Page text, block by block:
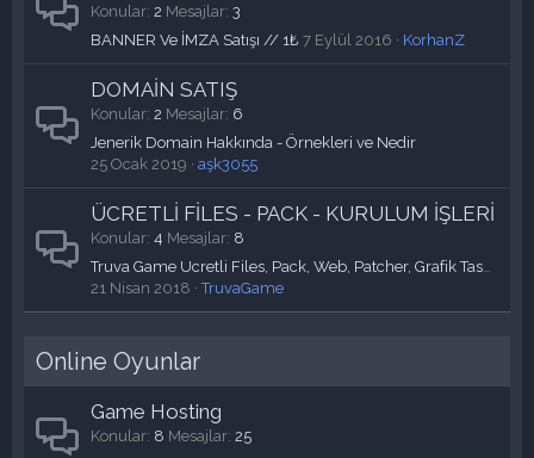
Konular 2 Mesajlar 3
BANNER Ve İMZA Satışı // 1₺ 7 Eylül 2016 KorhanZ
DOMAİN SATIŞ
Konular 2 Mesajlar 6
Jenerik Domain Hakkında - Örnekleri ve Nedir
25 Ocak 2019
aşk3055
ÜCRETLİ FİLES - PACK - KURULUM İŞLERİ
Konular 4 Mesajlar 8
21 Nisan 2018
TruvaGame
Online Oyunlar
Game Hosting
Konular 8 Mesajlar 25